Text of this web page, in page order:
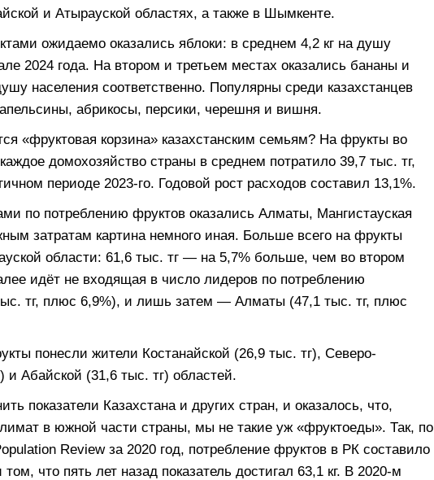
и Атырауской областях, а также в Шымкенте.
ожидаемо оказались яблоки: в среднем 4,2 кг на душу
2024 года. На втором и третьем местах оказались бананы и
населения соответственно. Популярны среди казахстанцев
абрикосы, персики, черешня и вишня.
«фруктовая корзина» казахстанским семьям? На фрукты во
домохозяйство страны в среднем потратило 39,7 тыс. тг,
периоде 2023-го. Годовой рост расходов составил 13,1%.
по потреблению фруктов оказались Алматы, Мангистауская
затратам картина немного иная. Больше всего на фрукты
области: 61,6 тыс. тг — на 5,7% больше, чем во втором
идёт не входящая в число лидеров по потреблению
тг, плюс 6,9%), и лишь затем — Алматы (47,1 тыс. тг, плюс
понесли жители Костанайской (26,9 тыс. тг), Северо-
и Абайской (31,6 тыс. тг) областей.
показатели Казахстана и других стран, и оказалось, что,
в южной части страны, мы не такие уж «фруктоеды». Так, по
Review за 2020 год, потребление фруктов в РК составило
том, что пять лет назад показатель достигал 63,1 кг. В 2020-м